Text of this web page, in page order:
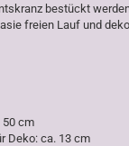
bestückt
freien Lauf und
50 cm
Deko: ca. 13 cm